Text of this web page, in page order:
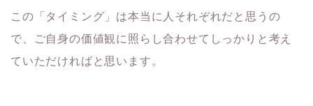
この「タイミング」は本当に人それぞれだと思うの
で、ご自身の価値観に照らし合わせてしっかりと考え
ていただければと思います。